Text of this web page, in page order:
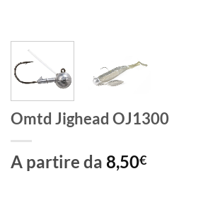
Omtd Jighead OJ1300
A partire da 8,50€